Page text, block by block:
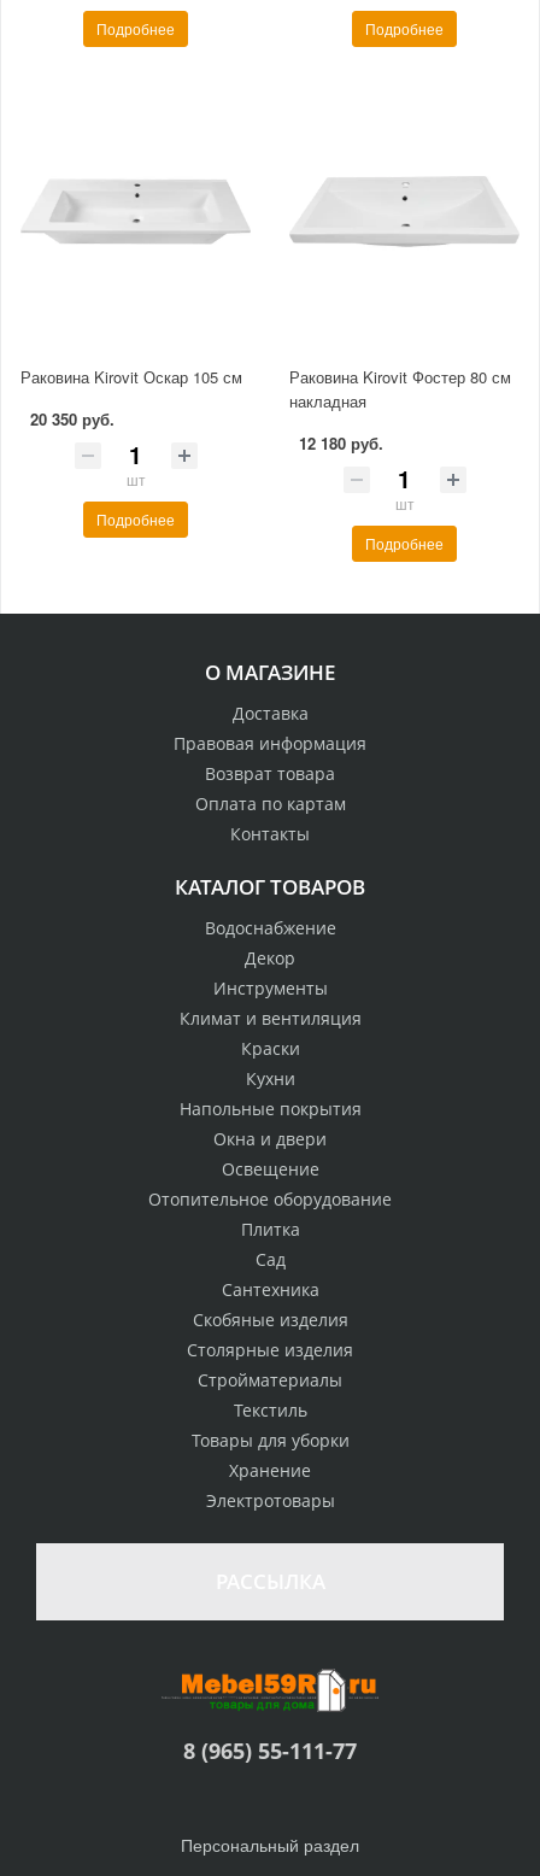
Подробнее
Подробнее
Раковина Kirovit Оскар 105 см
20 350 руб.
шт
Подробнее
Раковина Kirovit Фостер 80 см
накладная
12 180 руб.
шт
Подробнее
О МАГАЗИНЕ
Доставка
Правовая информация
Возврат товара
Оплата по картам
Контакты
КАТАЛОГ ТОВАРОВ
Водоснабжение
Декор
Инструменты
Климат и вентиляция
Краски
Кухни
Напольные покрытия
Окна и двери
Освещение
Отопительное оборудование
Плитка
Сад
Сантехника
Скобяные изделия
Столярные изделия
Стройматериалы
Текстиль
Товары для уборки
Хранение
Электротовары
8 (965) 55-111-77
Персональный раздел